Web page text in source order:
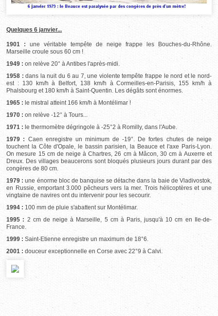
Quelques 6 janvier...
1901 : une véritable tempête de neige frappe les Bouches-du-Rhône.
Marseille croule sous 60 cm !
1949 : on relève 20° à Antibes l'après-midi.
1958 : dans la nuit du 6 au 7, une violente tempête frappe le nord et le nord-
est : 130 km/h à Belfort, 138 km/h à Cormeilles-en-Parisis, 155 km/h à
Phalsbourg et 180 km/h à Saint-Quentin. Les dégâts sont énormes.
1965 : le mistral atteint 166 km/h à Montélimar !
1970 : on relève -12° à Tours...
1971 : le thermomètre dégringole à -25°2 à Romilly, dans l'Aube.
1979 : Caen enregistre un minimum de -19°. De fortes chutes de neige
touchent la Côte d'Opale, le bassin parisien, la Beauce et l'axe Paris-Lyon.
On mesure 15 cm de neige à Chartres, 26 cm à Mâcon, 30 cm à Auxerre et
Dreux. Des villages beaucerons sont bloqués plusieurs jours durant par des
congères de 80 cm.
1979 : une énorme bloc de banquise se détache dans la baie de Vladivostok,
en Russie, emportant 3.000 pêcheurs vers la mer. Trois hélicoptères et une
vingtaine de navires ont du intervenir pour les secourir.
1994 : 100 mm de pluie s'abattent sur Montélimar.
1995 : 2 cm de neige à Marseille, 5 cm à Paris, jusqu'à 10 cm en Ile-de-
France.
1999 : Saint-Etienne enregistre un maximum de 18°6.
2001 : douceur exceptionnelle en Corse avec 22°9 à Calvi.